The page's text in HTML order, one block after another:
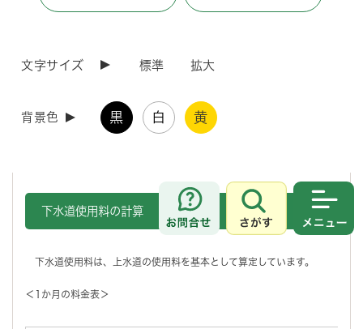
文字サイズ 標準 拡大
背景色 黒 白 黄
お問合せ
さがす
下水道使用料は、下水道施設の維持管理や汚水の処理費用等に必要な経
下水道使用料の計算
下水道使用料は、上水道の使用料を基本として算定しています。
＜1か月の料金表＞